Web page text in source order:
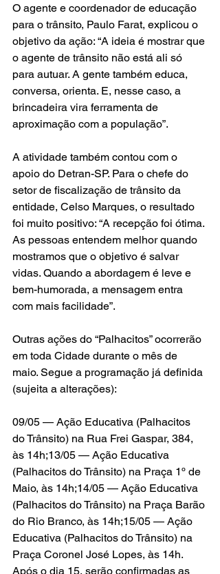
O agente e coordenador de educação
para o trânsito, Paulo Farat, explicou o
objetivo da ação: “A ideia é mostrar que
o agente de trânsito não está ali só
para autuar. A gente também educa,
conversa, orienta. E, nesse caso, a
brincadeira vira ferramenta de
aproximação com a população”.
A atividade também contou com o
apoio do Detran-SP. Para o chefe do
setor de fiscalização de trânsito da
entidade, Celso Marques, o resultado
foi muito positivo: “A recepção foi ótima.
As pessoas entendem melhor quando
mostramos que o objetivo é salvar
vidas. Quando a abordagem é leve e
bem-humorada, a mensagem entra
com mais facilidade”.
Outras ações do “Palhacitos” ocorrerão
em toda Cidade durante o mês de
maio. Segue a programação já definida
(sujeita a alterações):
09/05 — Ação Educativa (Palhacitos
do Trânsito) na Rua Frei Gaspar, 384,
às 14h;13/05 — Ação Educativa
(Palhacitos do Trânsito) na Praça 1º de
Maio, às 14h;14/05 — Ação Educativa
(Palhacitos do Trânsito) na Praça Barão
do Rio Branco, às 14h;15/05 — Ação
Educativa (Palhacitos do Trânsito) na
Praça Coronel José Lopes, às 14h.
Após o dia 15, serão confirmadas as